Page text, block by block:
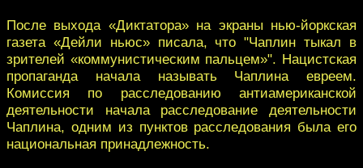
После выхода «Диктатора» на экраны нью-йоркская
газета «Дейли ньюс» писала, что "Чаплин тыкал в
зрителей «коммунистическим пальцем»". Нацистская
пропаганда начала называть Чаплина евреем.
Комиссия по расследованию антиамериканской
деятельности начала расследование деятельности
Чаплина, одним из пунктов расследования была его
национальная принадлежность.